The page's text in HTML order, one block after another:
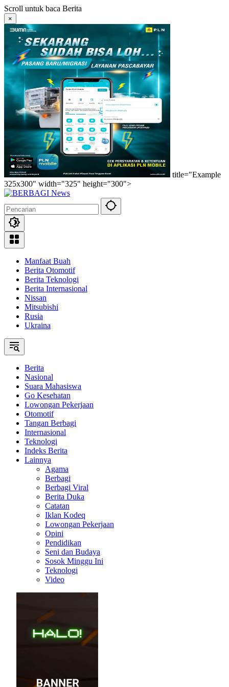
Langsung
ke
konten
Scroll untuk baca Berita
×
title="Example
325x300" width="325" height="300">
Manfaat Buah
Berita Otomotif
Berita Teknologi
Berita Internasional
Nissan
Mitsubishi
Rusia
Ukraina
Berita
Nasional
Suara Mahasiswa
Go Kesehatan
Lowongan Pekerjaan
Otomotif
Tangan Berbagi
Internasional
Teknologi
Indeks Berita
Lainnya
Agama
Berbagi
Berbagi Viral
Berita Duka
Catatan
Iklan Kodeq
Lowongan Pekerjaan
Opini
Pendidikan
Seni dan Budaya
Sosok Minggu Ini
Teknologi
Video